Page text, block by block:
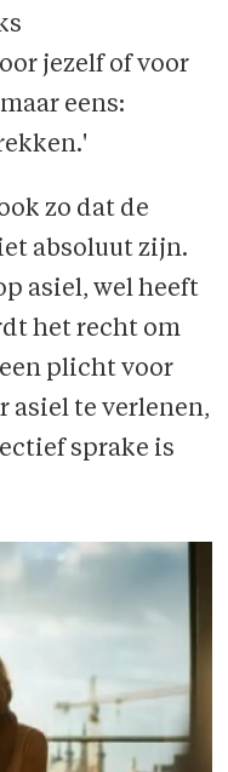
jezelf of voor
eens:
zo dat de
absoluut zijn.
asiel, wel heeft
het recht om
plicht voor
asiel te verlenen,
sprake is